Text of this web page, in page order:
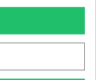
!
!